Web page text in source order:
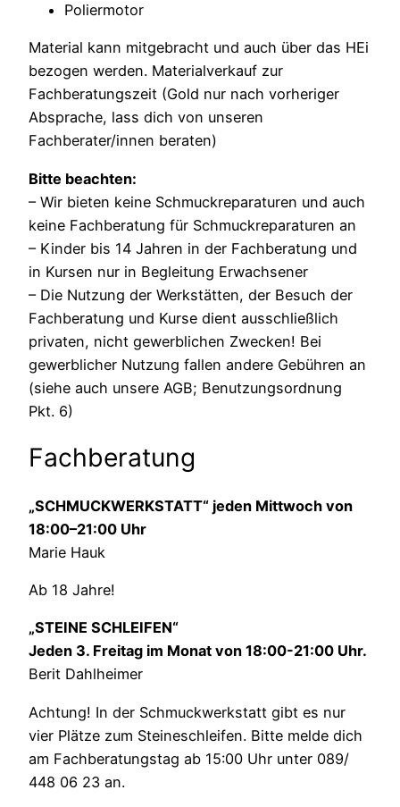
Poliermotor
Material kann mitgebracht und auch über das HEi
bezogen werden. Materialverkauf zur
Fachberatungszeit (Gold nur nach vorheriger
Absprache, lass dich von unseren
Fachberater/innen beraten)
Bitte beachten:
– Wir bieten keine Schmuckreparaturen und auch
keine Fachberatung für Schmuckreparaturen an
– Kinder bis 14 Jahren in der Fachberatung und
in Kursen nur in Begleitung Erwachsener
– Die Nutzung der Werkstätten, der Besuch der
Fachberatung und Kurse dient ausschließlich
privaten, nicht gewerblichen Zwecken! Bei
gewerblicher Nutzung fallen andere Gebühren an
(siehe auch unsere AGB; Benutzungsordnung
Pkt. 6)
Fachberatung
„SCHMUCKWERKSTATT“ jeden Mittwoch von
18:00–21:00 Uhr
Marie Hauk
Ab 18 Jahre!
„STEINE SCHLEIFEN“
Jeden 3. Freitag im Monat von 18:00-21:00 Uhr.
Berit Dahlheimer
Achtung! In der Schmuckwerkstatt gibt es nur
vier Plätze zum Steineschleifen. Bitte melde dich
am Fachberatungstag ab 15:00 Uhr unter 089/
448 06 23 an.